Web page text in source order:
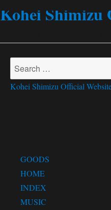
Kohei Shimizu
月:2018年2月
Search
for:
Kohei Shimizu Official
GOODS
HOME
INDEX
MUSIC